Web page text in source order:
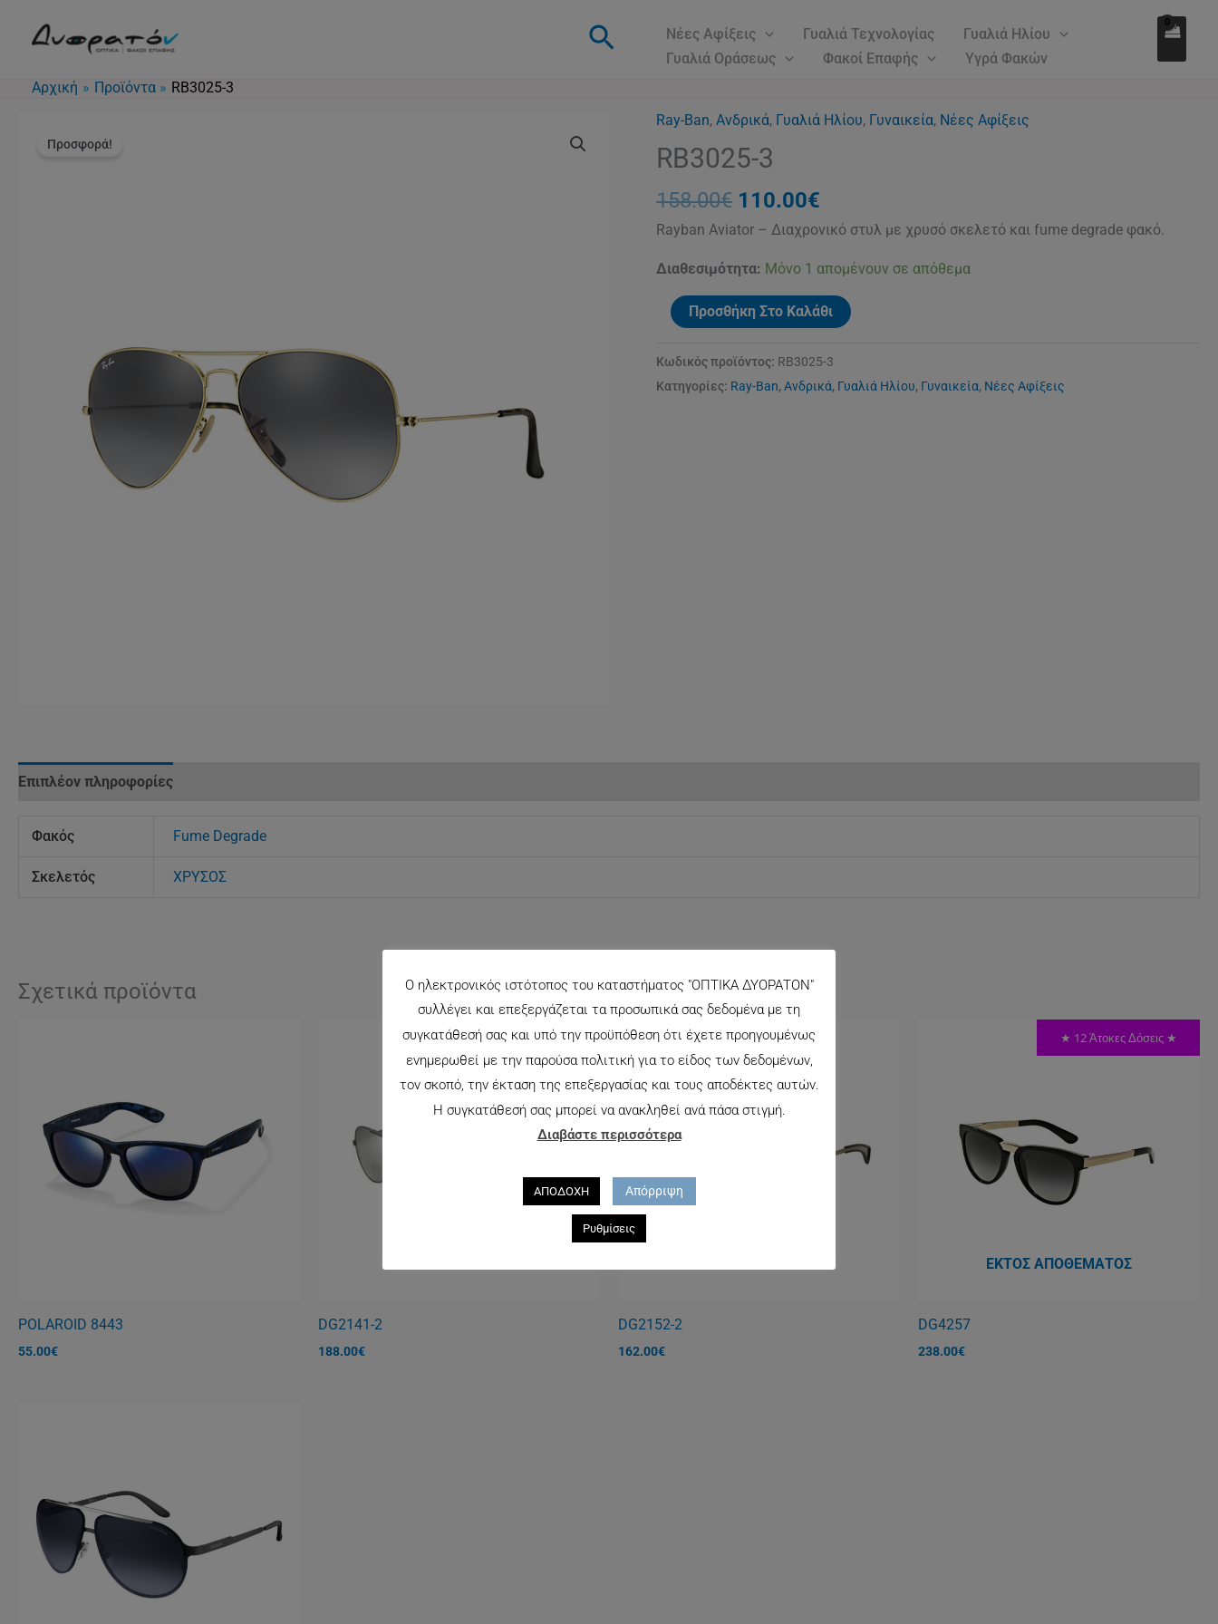
Αναζήτηση
Νέες Αφίξεις Γυαλιά Τεχνολογίας
Γυαλιά Ηλίου
Γυαλιά Οράσεως
Φακοί Επαφής
Υγρά Φακών
Αρχική
Προϊόντα RB3025-3
Προσφορά!
Ray-Ban,Ανδρικά, Γυαλιά Ηλίου, Γυναικεία, Νέες Αφίξεις
RB3025-3
158.00€
Original
price
was:
158.00€.
110.00€
Η
110.00€.
Rayban Aviator – Διαχρονικό στυλ με χρυσό σκελετό και fume degrade φακό.
Διαθεσιμότητα: Μόνο 1 απομένουν σε απόθεμα
RB3025-
3
ποσότητα
Προσθήκη Στο Καλάθι
Κωδικός προϊόντος: RB3025-3
Κατηγορίες: Ray-Ban,Ανδρικά, Γυαλιά Ηλίου, Γυναικεία, Νέες Αφίξεις
Επιπλέον πληροφορίες
Φακός Fume Degrade
Σκελετός ΧΡΥΣΟΣ
Σχετικά προϊόντα
POLAROID 8443
55.00€
DG2141-2
188.00€
DG2152-2
162.00€
★ 12 Άτοκες Δόσεις ★
ΕΚΤΌΣ ΑΠΟΘΈΜΑΤΟΣ
DG4257
238.00€
Ο ηλεκτρονικός ιστότοπος του καταστήματος "ΟΠΤΙΚΑ ΔΥΟΡΑΤΟΝ"
συλλέγει και επεξεργάζεται τα προσωπικά σας δεδομένα με τη
συγκατάθεσή σας και υπό την προϋπόθεση ότι έχετε προηγουμένως
ενημερωθεί με την παρούσα πολιτική για το είδος των δεδομένων,
τον σκοπό, την έκταση της επεξεργασίας και τους αποδέκτες αυτών.
Η συγκατάθεσή σας μπορεί να ανακληθεί ανά πάσα στιγμή.
Διαβάστε περισσότερα
ΑΠΟΔΟΧΗ Απόρριψη
Ρυθμίσεις